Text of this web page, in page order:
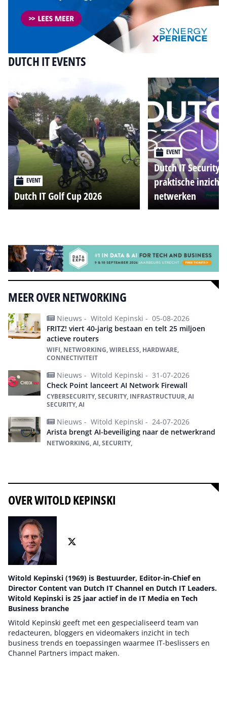
DUTCH IT EVENTS
EVENT
Dutch IT Golf Cup 2026
EVENT
Dutch IT Security
praktische
netwerken
MEER OVER NETWORKING
Nieuws - Witold Kepinski - 05-08-2026
FRITZ! viert 40-jarig bestaan en telt 25 miljoen
actieve routers
WIFI, NETWORKING, WIRELESS, HARDWARE,
CONNECTIVITEIT
Nieuws - Witold Kepinski - 31-07-2026
Check Point lanceert AI Network Firewall
CYBERSECURITY, SECURITY, INFRASTRUCTUUR, AI
SECURITY, AI
Nieuws - Witold Kepinski - 24-07-2026
Arista brengt AI-beveiliging naar de netwerkrand
NETWORKING, AI, SECURITY,
OVER WITOLD KEPINSKI
Witold Kepinski (1969) is Bestuurder, Editor-in-Chief en
Director Content van Dutch IT Channel en Dutch IT Leaders.
Witold Kepinski is 25 jaar actief in de IT Media en Tech
Business branche
Witold Kepinski geeft met een gespecialiseerd team van
redacteuren, bloggers en videomakers inzicht in tech
business trends en toepassingen waarmee IT-beslissers en
Channel Partners impact maken.